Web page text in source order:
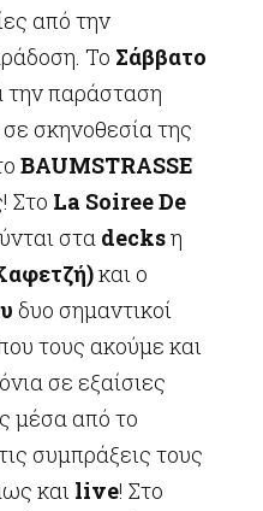
από την
Το Σάββατο
την παράσταση
σε σκηνοθεσία της
BAUMSTRASSE
Στο La SoireeDe
στα decksη
και ο
δυο σημαντικοί
τους ακούμε και
σε εξαίσιες
μέσα από το
συμπράξεις τους
και live! Στο